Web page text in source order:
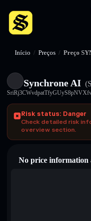
Início / Preços / Preço
Synchrone AI
Risk status: Danger
Check detailed risk
overview section.
No price information